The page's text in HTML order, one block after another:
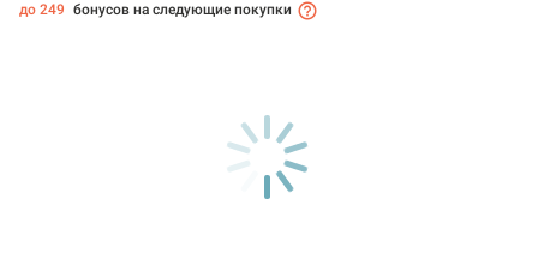
до 249 бонусов на следующие покупки